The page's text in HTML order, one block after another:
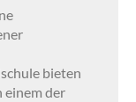
bieten
einem der